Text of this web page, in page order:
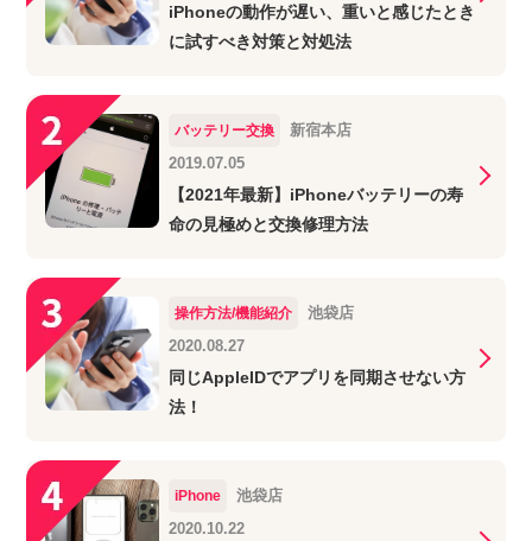
iPhoneの動作が遅い、重いと感じたとき
に試すべき対策と対処法
バッテリー交換
新宿本店
2019.07.05
【2021年最新】iPhoneバッテリーの寿
命の見極めと交換修理方法
操作方法/機能紹介
池袋店
2020.08.27
同じAppleIDでアプリを同期させない方
法！
iPhone
池袋店
2020.10.22